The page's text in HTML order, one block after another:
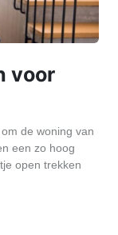
voor
de woning van
een zo hoog
open trekken